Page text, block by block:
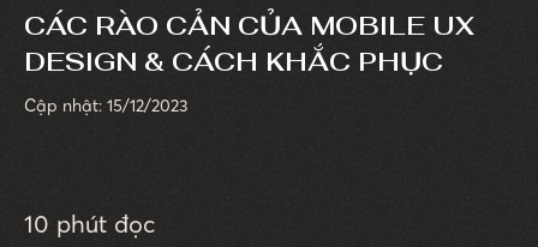
CÁC RÀO CẢN CỦA MOBILE UX
DESIGN & CÁCH KHẮC PHỤC
Cập nhật: 15/12/2023
10 phút đọc